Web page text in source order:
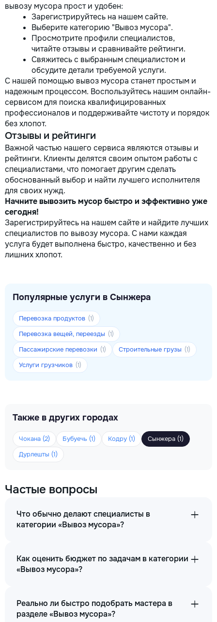
вывозу мусора прост и удобен:
Зарегистрируйтесь на нашем сайте.
Выберите категорию "Вывоз мусора".
Просмотрите профили специалистов,
читайте отзывы и сравнивайте рейтинги.
Свяжитесь с выбранным специалистом и
обсудите детали требуемой услуги.
С нашей помощью вывоз мусора станет простым и
надежным процессом. Воспользуйтесь нашим онлайн-
сервисом для поиска квалифицированных
профессионалов и поддерживайте чистоту и порядок
без хлопот.
Отзывы и рейтинги
Важной частью нашего сервиса являются отзывы и
рейтинги. Клиенты делятся своим опытом работы с
специалистами, что помогает другим сделать
обоснованный выбор и найти лучшего исполнителя
для своих нужд.
Начните вывозить мусор быстро и эффективно уже
сегодня!
Зарегистрируйтесь на нашем сайте и найдите лучших
специалистов по вывозу мусора. С нами каждая
услуга будет выполнена быстро, качественно и без
лишних хлопот.
Популярные услуги в Сынжера
Перевозка продуктов (1)
Перевозка вещей, переезды (1)
Пассажирские перевозки (1) Строительные грузы (1)
Услуги грузчиков (1)
Также в других городах
Чокана (2) Бубуечь (1) Кодру (1)
Сынжера (1)
Дурлешты (1)
Частые вопросы
Что обычно делают специалисты в
категории «Вывоз мусора»?
Как оценить бюджет по задачам в категории
«Вывоз мусора»?
Реально ли быстро подобрать мастера в
разделе «Вывоз мусора»?